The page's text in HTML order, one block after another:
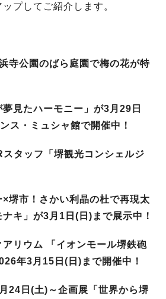
プしてご紹介します。
寺公園のばら庭園で梅の花が特
見たハーモニー」が3月29日
ス・ミュシャ館で開催中！
タッフ「堺観光コンシェルジ
堺市！さかい利晶の杜で再現太
キ」が3月1日(日)まで展示中！
リウム 「イオンモール堺鉄砲
年3月15日(日)まで開催中！
24日(土)～企画展「世界から堺